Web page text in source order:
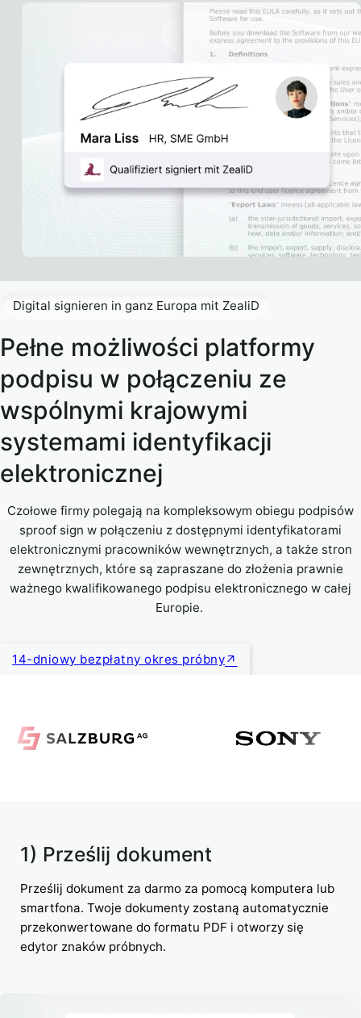
Pełne możliwości platformy
podpisu w połączeniu ze
wspólnymi krajowymi
systemami identyfikacji
elektronicznej
Czołowe firmy polegają na kompleksowym obiegu podpisów
sproof sign w połączeniu z dostępnymi identyfikatorami
elektronicznymi pracowników wewnętrznych, a także stron
zewnętrznych, które są zapraszane do złożenia prawnie
ważnego kwalifikowanego podpisu elektronicznego w całej
Europie.
Digital signieren in ganz Europa mit ZealiD
14-dniowy bezpłatny okres próbny
1) Prześlij dokument
Prześlij dokument za darmo za pomocą komputera lub
smartfona. Twoje dokumenty zostaną automatycznie
przekonwertowane do formatu PDF i otworzy się
edytor znaków próbnych.